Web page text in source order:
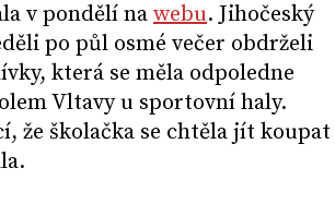
v pondělí nawebu. Jihočeský
po půl osmé večer obdrželi
která se měla odpoledne
Vltavy u sportovní haly.
že školačka se chtěla jít koupat